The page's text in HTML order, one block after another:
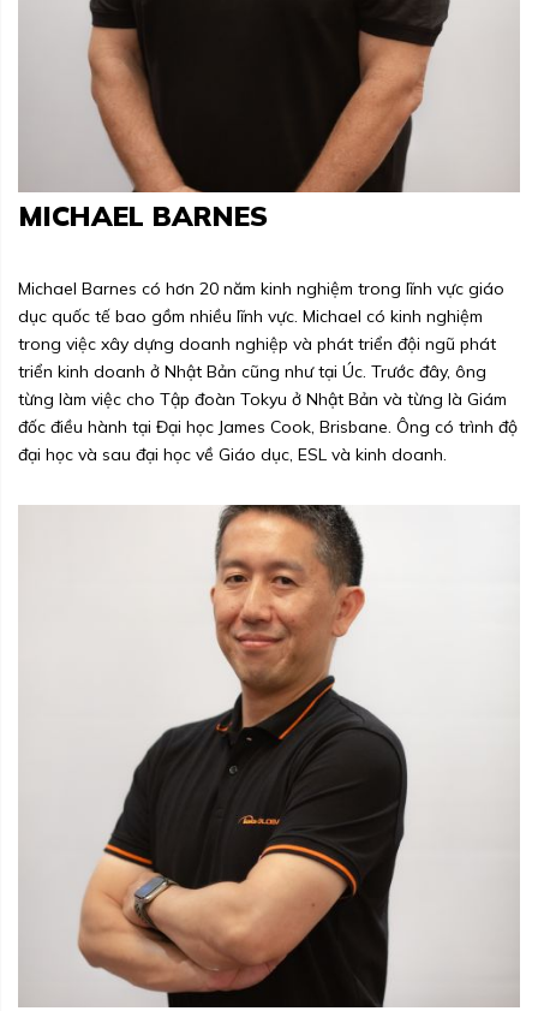
MICHAEL BARNES
Michael Barnes có hơn 20 năm kinh nghiệm trong lĩnh vực giáo
dục quốc tế bao gồm nhiều lĩnh vực. Michael có kinh nghiệm
trong việc xây dựng doanh nghiệp và phát triển đội ngũ phát
triển kinh doanh ở Nhật Bản cũng như tại Úc. Trước đây, ông
từng làm việc cho Tập đoàn Tokyu ở Nhật Bản và từng là Giám
đốc điều hành tại Đại học James Cook, Brisbane. Ông có trình độ
đại học và sau đại học về Giáo dục, ESL và kinh doanh.